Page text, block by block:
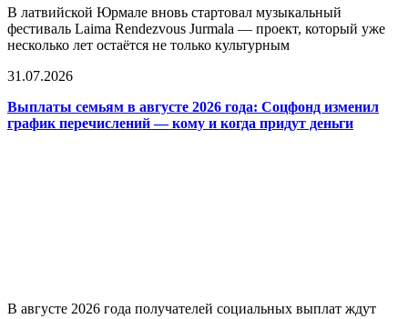
В латвийской Юрмале вновь стартовал музыкальный
фестиваль Laima Rendezvous Jurmala — проект, который уже
несколько лет остаётся не только культурным
31.07.2026
Выплаты семьям в августе 2026 года: Соцфонд изменил
график перечислений — кому и когда придут деньги
В августе 2026 года получателей социальных выплат ждут